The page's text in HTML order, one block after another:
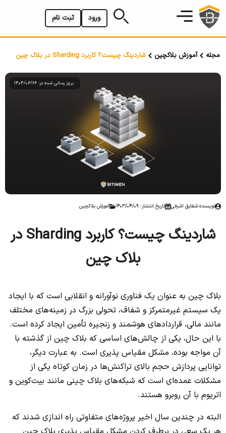
ثبت نام ورود
مجله آموزش بلاکچین شاردینگ چیست؟ کاربرد Sharding در بلاک چین
بروز رسانی شده در: 1404/06/26
نویسنده:شقایق اشرفی تاریخ انتشار: 1403/04/09 آموزش بلاکچین
شاردینگ چیست؟ کاربرد Sharding در
بلاک چین
بلاک چین‌ به عنوان یک فناوری نوآورانه و انقلابی است که با ایجاد
یک سیستم غیرمتمرکز و شفاف، تحولی بزرگ در زمینه‌های مختلف
مانند مالی، قراردادهای هوشمند و زنجیره تأمین ایجاد کرده‌ است.
با این حال، یکی از چالش‌های اساسی که بلاک چین‌ از گذشته با
آن مواجه‌ بوده، مشکل مقیاس پذیری است. به عبارت دیگر،
توانایی پردازش حجم بالای تراکنش‌ها در زمان کوتاه یکی از
مشکلات عمده‌ای است که شبکه‌های بلاک چینی مانند بیت‌کوین و
اتریوم با آن روبرو هستند.
البته در چندین سال اخیر پروژه‌های متفاوتی راه اندازی شدند که